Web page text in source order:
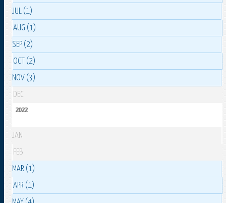
JUL (1)
AUG (1)
SEP (2)
OCT (2)
NOV (3)
DEC
2022
JAN
FEB
MAR (1)
APR (1)